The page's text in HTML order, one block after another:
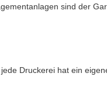
sind der
Druckerei hat ein